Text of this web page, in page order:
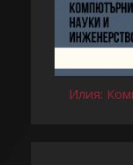
Илия: